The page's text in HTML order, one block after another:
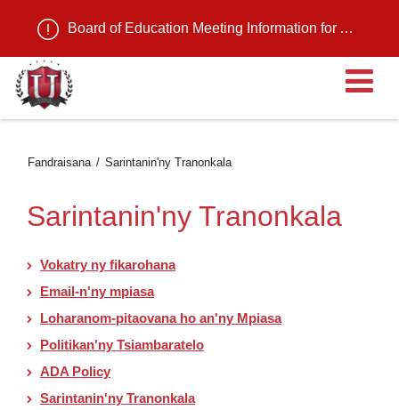
Board of Education Meeting Information for August 11, 2026
Fandraisana Sarintanin'ny Tranonkala
Sarintanin'ny Tranonkala
Vokatry ny fikarohana
Email-n'ny mpiasa
Loharanom-pitaovana ho an'ny Mpiasa
Politikan'ny Tsiambaratelo
ADA Policy
Sarintanin'ny Tranonkala